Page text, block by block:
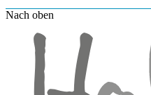
Nach oben